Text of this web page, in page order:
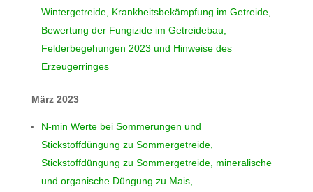
Wintergetreide, Krankheitsbekämpfung im Getreide,
Bewertung der Fungizide im Getreidebau,
Felderbegehungen 2023 und Hinweise des
Erzeugerringes
März 2023
N-min Werte bei Sommerungen und
Stickstoffdüngung zu Sommergetreide,
Stickstoffdüngung zu Sommergetreide, mineralische
und organische Düngung zu Mais,